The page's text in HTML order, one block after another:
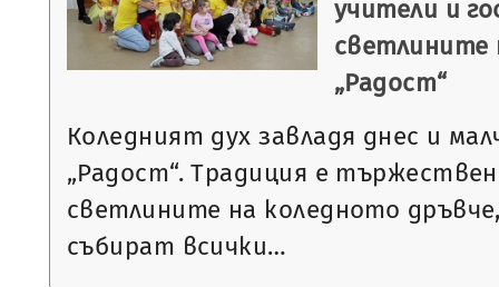
учители и
светлините
„Радост“
Коледният дух завладя днес и
„Радост“. Традиция е
светлините на коледното
събират всички…